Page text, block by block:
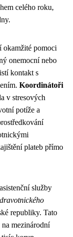
celého roku,
okamžité pomoci
onemocní nebo
kontakt s
Koordinátoři
v stresových
potíže a
plateb přímo
služby
republiky. Tato
mezinárodní